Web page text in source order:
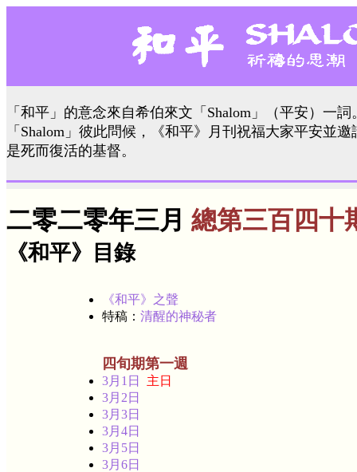
「和平」的意念來自希伯來文「Shalom」（平安）一
「Shalom」彼此問候，《和平》月刊祝福大家平安並
是死而復活的基督。
二零二零年三月 總第三百四十
《和平》目錄
《和平》之聲
特稿： 清醒的神秘者
四旬期第一週
3月1日
主日
3月2日
3月3日
3月4日
3月5日
3月6日